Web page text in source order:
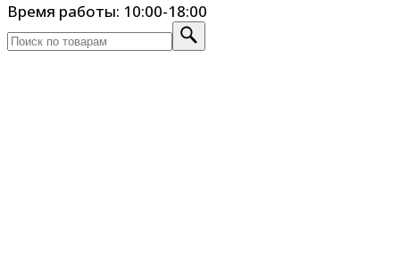
Время работы: 10:00-18:00